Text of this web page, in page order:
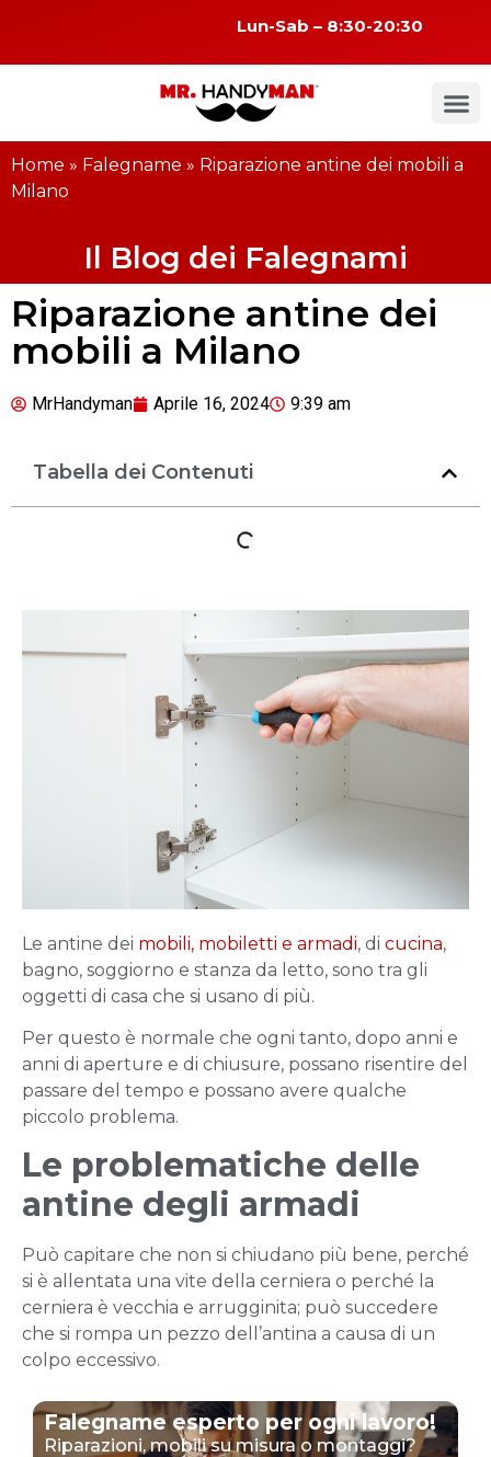
Lun-Sab – 8:30-20:30
Home » Falegname » Riparazione antine dei mobili a
Milano
Il Blog dei Falegnami
Riparazione antine dei
mobili a Milano
MrHandyman Aprile 16, 2024 9:39 am
Tabella dei Contenuti
Le antine dei mobili, mobiletti e armadi, di cucina,
bagno, soggiorno e stanza da letto, sono tra gli
oggetti di casa che si usano di più.
Per questo è normale che ogni tanto, dopo anni e
anni di aperture e di chiusure, possano risentire del
passare del tempo e possano avere qualche
piccolo problema.
Le problematiche delle
antine degli armadi
Può capitare che non si chiudano più bene, perché
si è allentata una vite della cerniera o perché la
cerniera è vecchia e arrugginita; può succedere
che si rompa un pezzo dell’antina a causa di un
colpo eccessivo.
Falegname esperto per ogni lavoro!
Riparazioni, mobili su misura o montaggi?